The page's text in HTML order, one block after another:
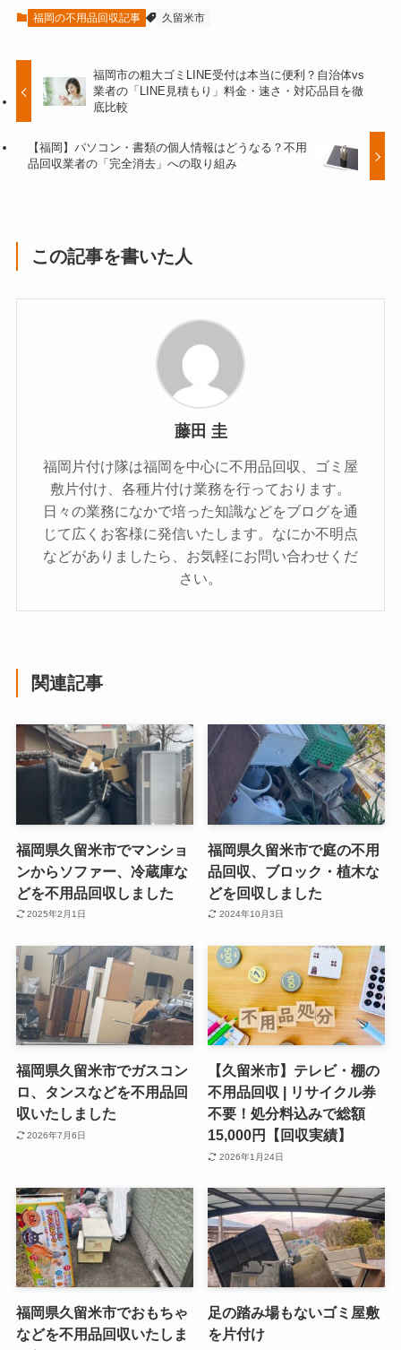
福岡の不用品回収記事 久留米市
福岡市の粗大ゴミLINE受付は本当に便利？自治体vs
業者の「LINE見積もり」料金・速さ・対応品目を徹
底比較
【福岡】パソコン・書類の個人情報はどうなる？不用
品回収業者の「完全消去」への取り組み
この記事を書いた人
藤田 圭
福岡片付け隊は福岡を中心に不用品回収、ゴミ屋
敷片付け、各種片付け業務を行っております。
日々の業務になかで培った知識などをブログを通
じて広くお客様に発信いたします。なにか不明点
などがありましたら、お気軽にお問い合わせくだ
さい。
関連記事
福岡県久留米市でマンショ
ンからソファー、冷蔵庫な
どを不用品回収しました
2025年2月1日
福岡県久留米市で庭の不用
品回収、ブロック・植木な
どを回収しました
2024年10月3日
福岡県久留米市でガスコン
ロ、タンスなどを不用品回
収いたしました
2026年7月6日
【久留米市】テレビ・棚の
不用品回収 | リサイクル券
不要！処分料込みで総額
15,000円【回収実績】
2026年1月24日
福岡県久留米市でおもちゃ
などを不用品回収いたしま
足の踏み場もないゴミ屋敷
を片付け